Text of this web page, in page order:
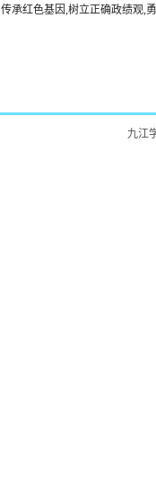
传承红色基因,树立正确政绩观,
九江